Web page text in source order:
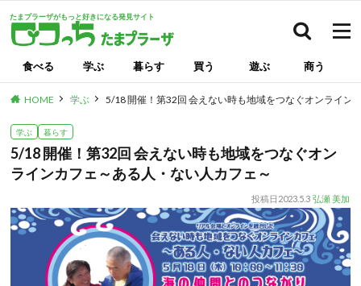
たまプラーザがもっと好きになる発見サイト
食べる 学ぶ 暮らす 買う 遊ぶ 商う
HOME 学ぶ 5/18 開催！第32回 会えない時も地域をつなぐオンライン
学ぶ 暮らす
5/18 開催！第32回 会えない時も地域をつなぐオン
ラインカフェ～ある人・ない人カフェ～
投稿日 2023.5.3 弘瀬 美加